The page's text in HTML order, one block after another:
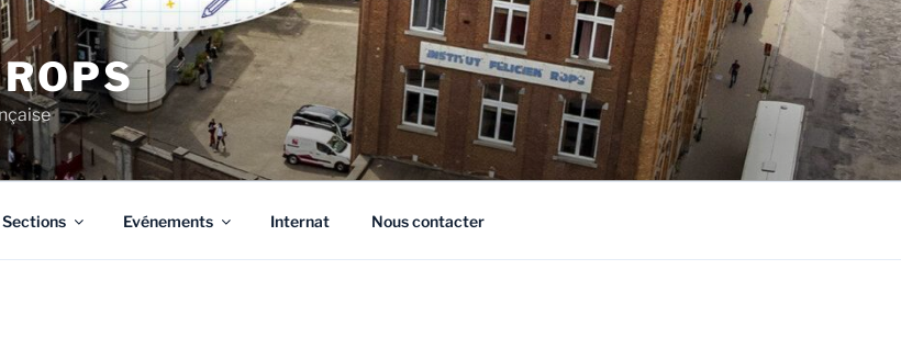
Sections Evénements Internat Nous contacter